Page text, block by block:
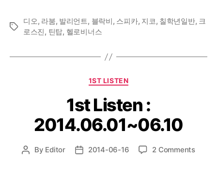
Tags
디오, 라붐, 발리언트, 블락비, 스피카, 지코, 칠학년일반, 크
로스진, 틴탑, 헬로비너스
Categories
1ST LISTEN
1st Listen :
2014.06.01~06.10
Post
By Editor
Post2014-06-16 2 Commentson